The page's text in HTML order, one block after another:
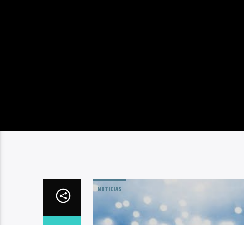
NOTICIAS